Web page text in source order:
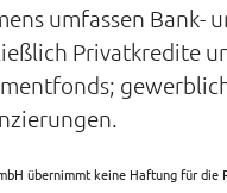
umfassen
Privatkredite
übernimmt keine Haftung für